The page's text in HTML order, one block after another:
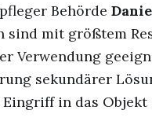
Behörde
sind mit größtem
Verwendung
sekundärer
in das Objekt